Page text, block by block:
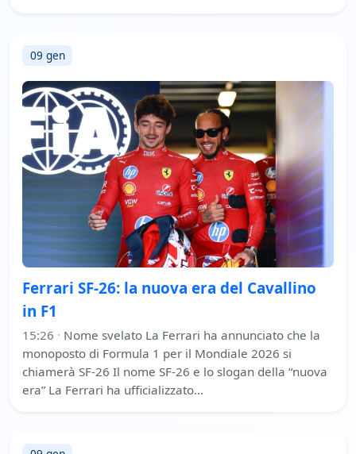
09 gen
Ferrari SF-26: la nuova era del Cavallino
in F1
15:26 · Nome svelato La Ferrari ha annunciato che la
monoposto di Formula 1 per il Mondiale 2026 si
chiamerà SF-26 Il nome SF-26 e lo slogan della “nuova
era” La Ferrari ha ufficializzato…